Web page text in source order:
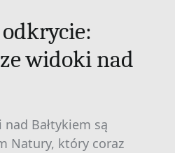
widoki nad
Bałtykiem są
Natury, który coraz